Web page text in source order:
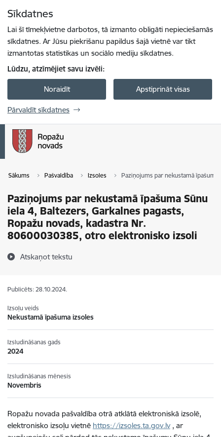
Sīkdatnes
Lai šī tīmekļvietne darbotos, tā izmanto obligāti nepieciešamās
sīkdatnes. Ar Jūsu piekrišanu papildus šajā vietnē var tikt
izmantotas statistikas un sociālo mediju sīkdatnes.
Lūdzu, atzīmējiet savu izvēli:
Noraidīt Apstiprināt visas
Pārvaldīt sīkdatnes
Sākums Pašvaldība Izsoles Paziņojums par nekustamā
Paziņojums par nekustamā īpašuma Sūnu
iela 4, Baltezers, Garkalnes pagasts,
Ropažu novads, kadastra Nr.
80600030385, otro elektronisko izsoli
Atskaņot tekstu
Publicēts: 28.10.2024.
Izsoļu veids
Nekustamā īpašuma izsoles
Izsludināšanas gads
2024
Izsludināšanas mēnesis
Novembris
Ropažu novada pašvaldība otrā atklātā elektroniskā izsolē,
elektronisko izsoļu vietnē https://izsoles.ta.gov.lv, ar